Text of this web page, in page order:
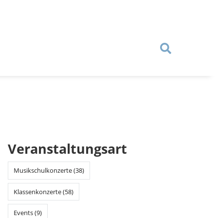
Veranstaltungsart
Musikschulkonzerte (38)
Klassenkonzerte (58)
Events (9)